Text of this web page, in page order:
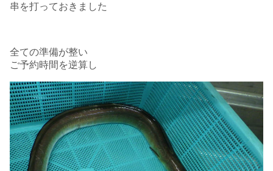
串を打っておきました
全ての準備が整い
ご予約時間を逆算し